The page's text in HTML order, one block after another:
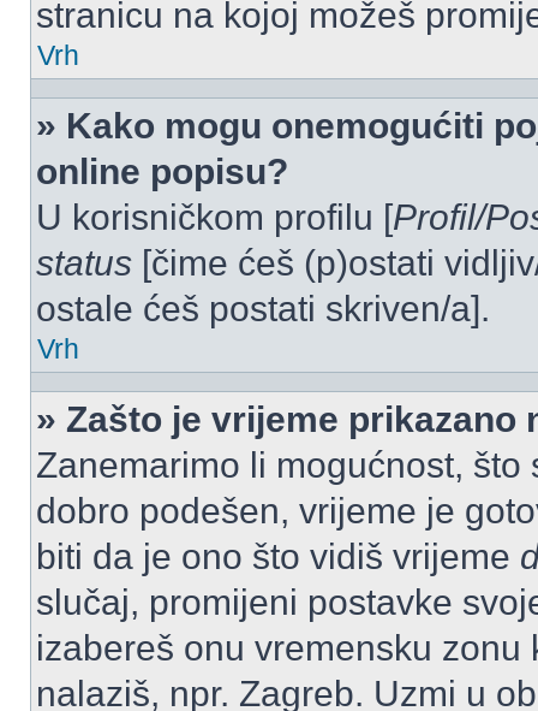
stranicu na kojoj možeš
Vrh
» Kako mogu onemogućiti
online popisu?
U korisničkom profilu [Profil/
status [čime ćeš (p)ostati
ostale ćeš postati skriven/a].
Vrh
» Zašto je vrijeme prikazano
Zanemarimo li mogućnost,
dobro podešen, vrijeme je
biti da je ono što vidiš vrijeme
slučaj, promijeni postavke
izabereš onu vremensku
nalaziš, npr. Zagreb. Uzmi u